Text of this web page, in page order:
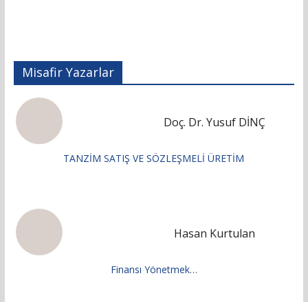
Misafir Yazarlar
Doç. Dr. Yusuf DİNÇ
TANZİM SATIŞ VE SÖZLEŞMELİ ÜRETİM
Hasan Kurtulan
Finansı Yönetmek…